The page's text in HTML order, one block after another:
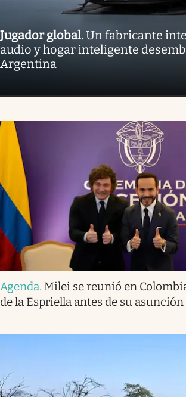
Jugador global.Un fabricante
audio y hogar inteligente
Argentina
Agenda. Milei se reunió en
de la Espriella antes de su